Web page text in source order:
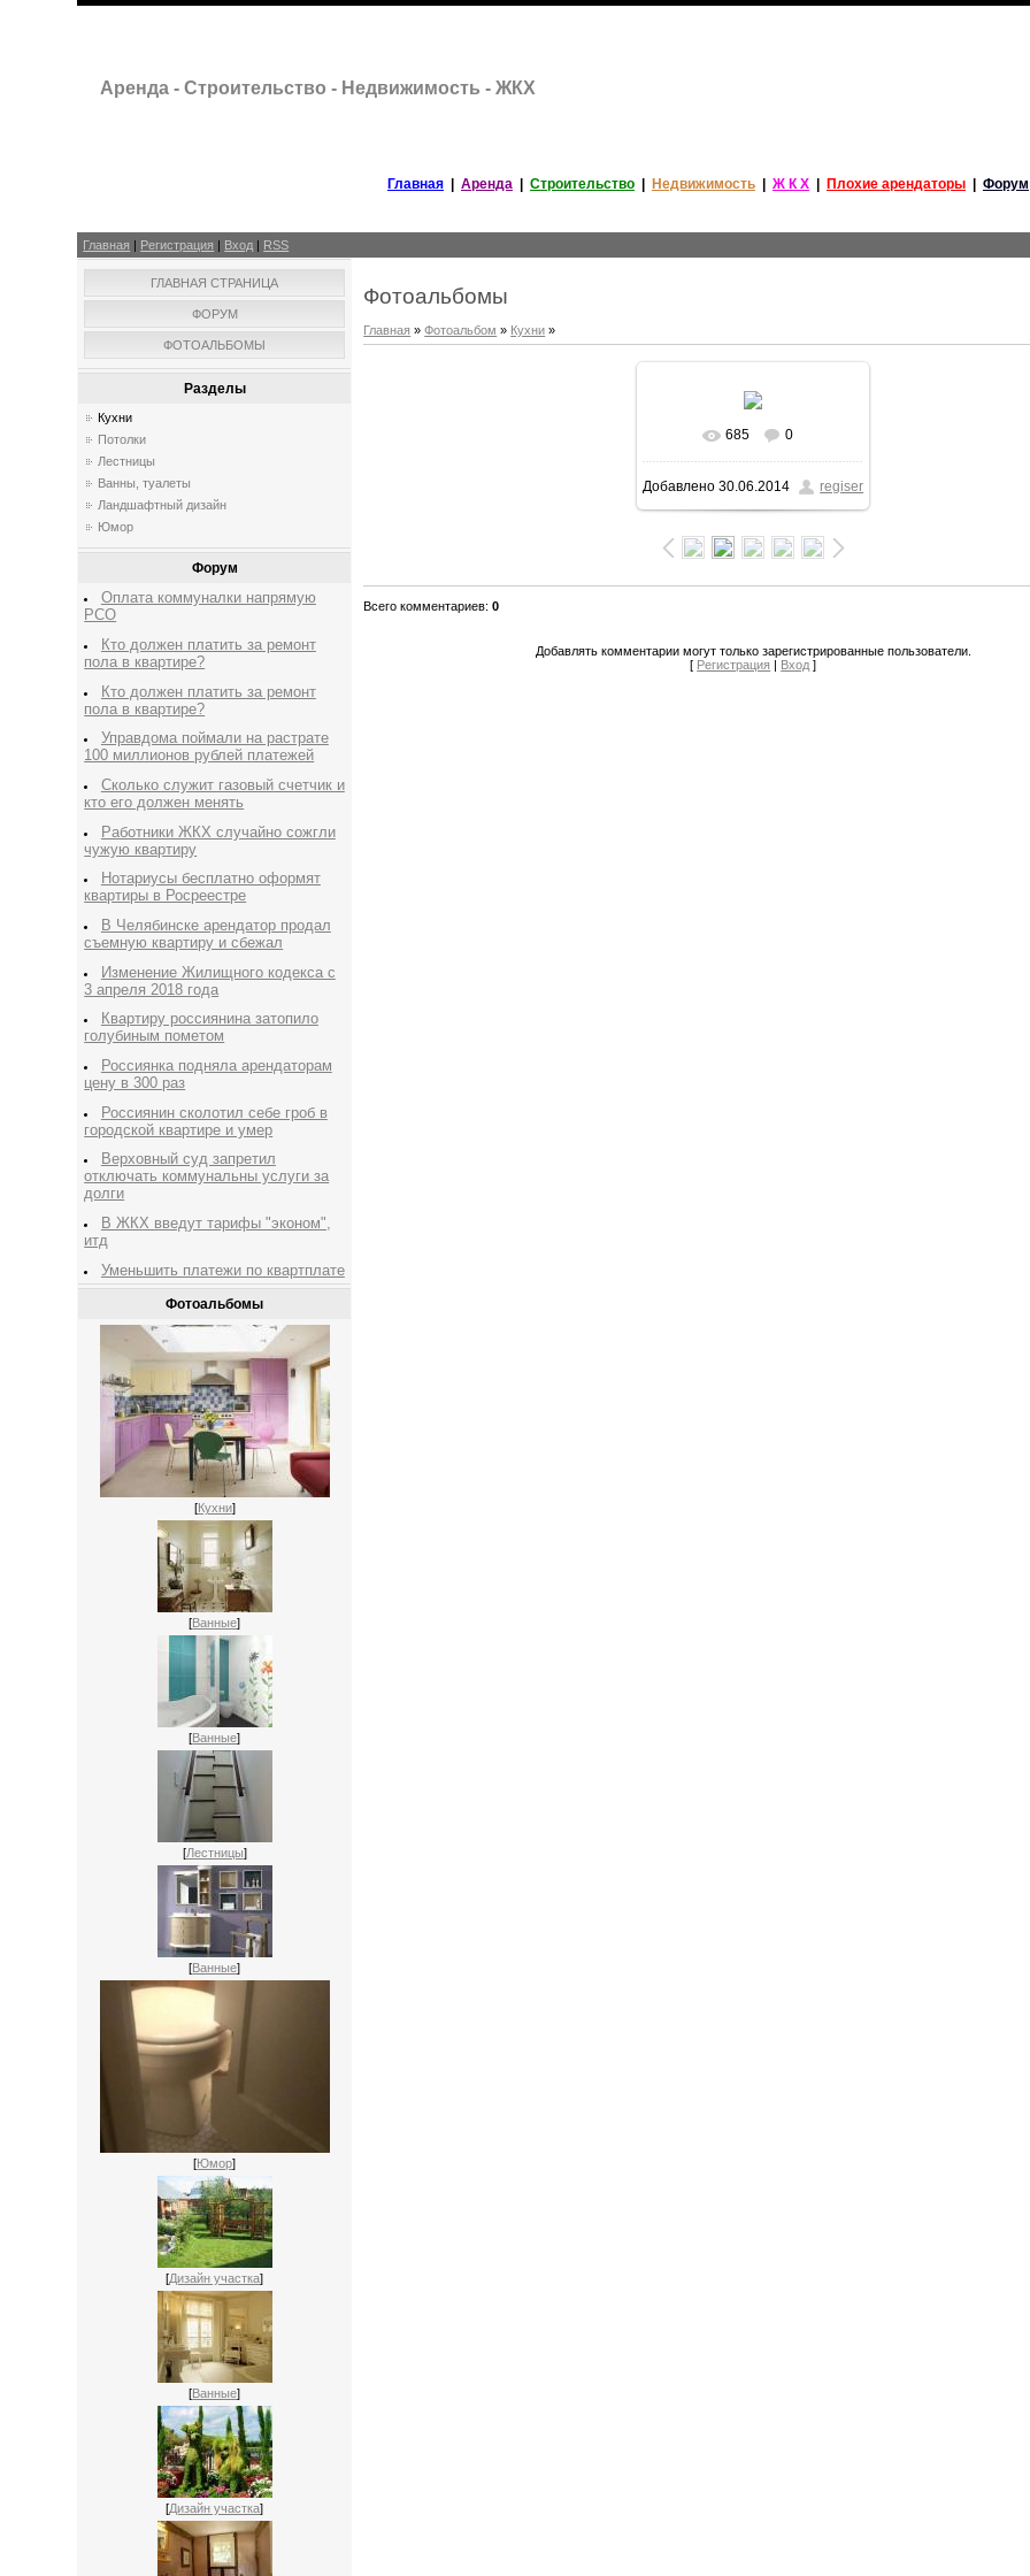
Аренда - Строительство - Недвижимость - ЖКХ
Главная Аренда Строительство Недвижимость Ж К Х Плохие арендаторы Форум
Главная Регистрация Вход RSS
ГЛАВНАЯ СТРАНИЦА
ФОРУМ
ФОТОАЛЬБОМЫ
Разделы
Кухни
Потолки
Лестницы
Ванны, туалеты
Ландшафтный дизайн
Юмор
Форум
Оплата коммуналки напрямую
РСО
Кто должен платить за ремонт
пола в квартире?
Кто должен платить за ремонт
пола в квартире?
Управдома поймали на растрате
100 миллионов рублей платежей
Сколько служит газовый счетчик и
кто его должен менять
Работники ЖКХ случайно сожгли
чужую квартиру
Нотариусы бесплатно оформят
квартиры в Росреестре
В Челябинске арендатор продал
съемную квартиру и сбежал
Изменение Жилищного кодекса с
3 апреля 2018 года
Квартиру россиянина затопило
голубиным пометом
Россиянка подняла арендаторам
цену в 300 раз
Россиянин сколотил себе гроб в
городской квартире и умер
Верховный суд запретил
отключать коммунальны услуги за
долги
В ЖКХ введут тарифы "эконом",
итд
Уменьшить платежи по квартплате
Фотоальбомы
[Кухни]
[Ванные]
[Ванные]
[Лестницы]
[Ванные]
[Юмор]
[Дизайн участка]
[Ванные]
[Дизайн участка]
Фотоальбомы
Главная »Фотоальбом » Кухни »
685 0
Добавлено 30.06.2014 regiser
Всего комментариев:0
Добавлять комментарии могут только зарегистрированные пользователи.
[ Регистрация | Вход ]